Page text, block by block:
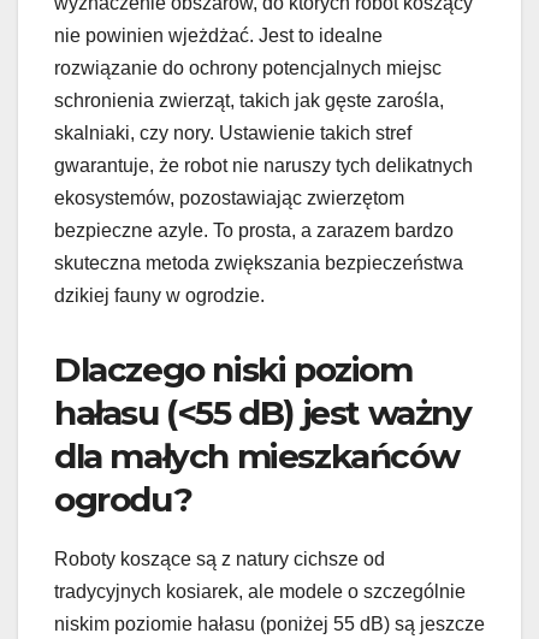
nie powinien wjeżdżać. Jest to idealne
rozwiązanie do ochrony potencjalnych miejsc
schronienia zwierząt, takich jak gęste zarośla,
skalniaki, czy nory. Ustawienie takich stref
gwarantuje, że robot nie naruszy tych delikatnych
ekosystemów, pozostawiając zwierzętom
bezpieczne azyle. To prosta, a zarazem bardzo
skuteczna metoda zwiększania bezpieczeństwa
dzikiej fauny w ogrodzie.
Dlaczego niski poziom
hałasu (<55 dB) jest ważny
dla małych mieszkańców
ogrodu?
Roboty koszące są z natury cichsze od
tradycyjnych kosiarek, ale modele o szczególnie
niskim poziomie hałasu (poniżej 55 dB) są jeszcze